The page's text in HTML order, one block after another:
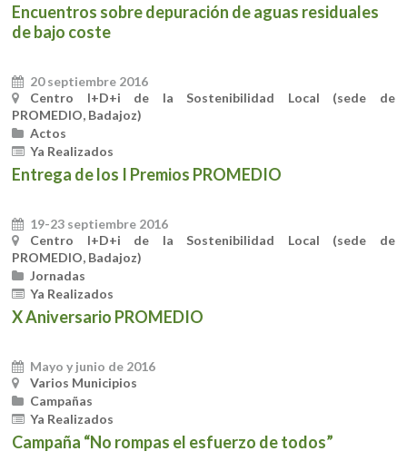
Encuentros sobre depuración de aguas residuales
de bajo coste
20 septiembre 2016
Centro I+D+i de la Sostenibilidad Local (sede de
PROMEDIO, Badajoz)
Actos
Ya Realizados
Entrega de los I Premios PROMEDIO
19-23 septiembre 2016
Centro I+D+i de la Sostenibilidad Local (sede de
PROMEDIO, Badajoz)
Jornadas
Ya Realizados
X Aniversario PROMEDIO
Mayo y junio de 2016
Varios Municipios
Campañas
Ya Realizados
Campaña “No rompas el esfuerzo de todos”